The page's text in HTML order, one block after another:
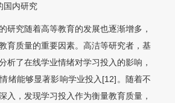
国内研究
研究随着高等教育的发展也逐渐增多，
育质量的重要因素。高洁等研究者，基
析了在线学业情绪对学习投入的影响，
绪能够显著影响学业投入[12]。随着不
入，发现学习投入作为衡量教育质量，